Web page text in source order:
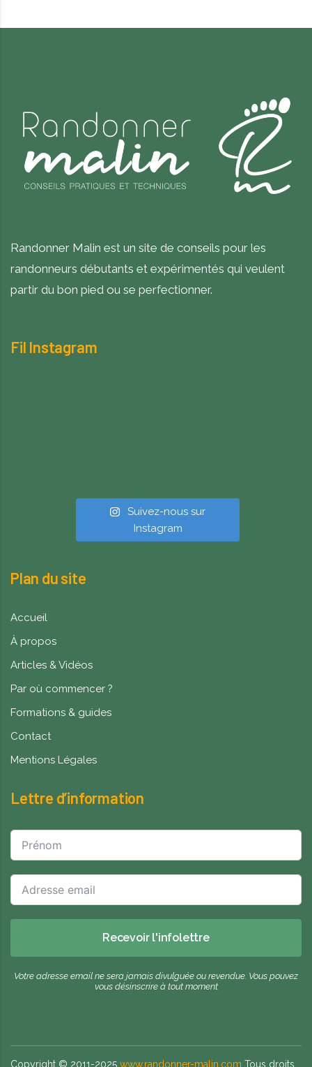
Randonner Malin est un site de conseils pour les
randonneurs débutants et expérimentés qui veulent
partir du bon pied ou se perfectionner.
Fil Instagram
Suivez-nous sur
Instagram
Plan du site
Accueil
À propos
Articles & Vidéos
Par où commencer ?
Formations & guides
Contact
Mentions Légales
Lettre d’information
Recevoir l'infolettre
Votre adresse email ne sera jamais divulguée ou revendue. Vous pouvez
vous désinscrire à tout moment
Copyright © 2011-2025 www.randonner-malin.com Tous droits